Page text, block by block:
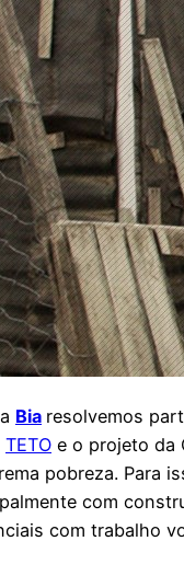
Bia resolvemos
TETO e o projeto da
pobreza. Para
com
com trabalho